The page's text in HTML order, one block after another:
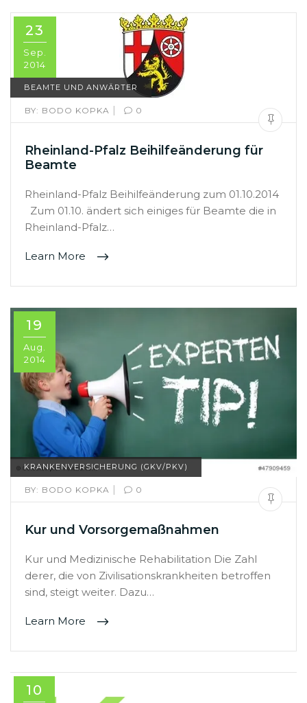
23
Sep.
2014
BEAMTE UND ANWÄRTER
BY: BODO KOPKA | 0
Rheinland-Pfalz Beihilfeänderung für
Beamte
Rheinland-Pfalz Beihilfeänderung zum 01.10.2014
Zum 01.10. ändert sich einiges für Beamte die in
Rheinland-Pfalz…
Learn More
19
Aug.
2014
KRANKENVERSICHERUNG (GKV/PKV)
BY: BODO KOPKA | 0
Kur und Vorsorgemaßnahmen
Kur und Medizinische Rehabilitation Die Zahl
derer, die von Zivilisationskrankheiten betroffen
sind, steigt weiter. Dazu…
Learn More
10